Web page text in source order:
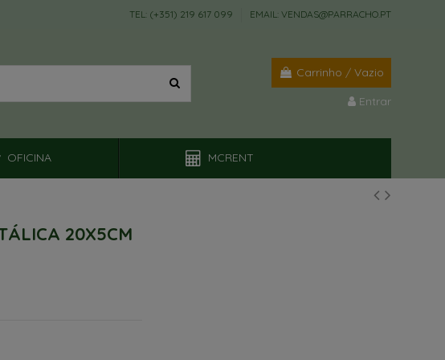
TEL: (+351) 219 617 099 EMAIL: VENDAS@PARRACHO.PT
Carrinho / Vazio
Entrar
OFICINA MCRENT
20X5CM